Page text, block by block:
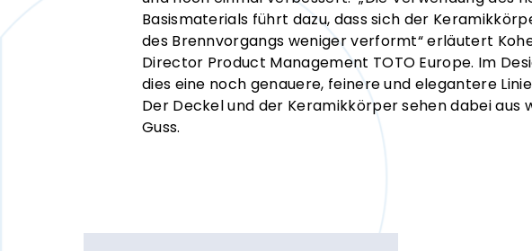
Basismaterials führt dazu, dass sich der
des Brennvorgangs weniger verformt“ erläutert
Director Product Management TOTO Europe. Im
dies eine noch genauere, feinere und elegantere
Der Deckel und der Keramikkörper sehen dabei aus
Guss.